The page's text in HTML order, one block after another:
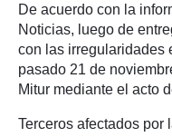
De acuerdo con la
Noticias, luego de
con las irregularidades
pasado 21 de
Mitur mediante el acto
Terceros afectados por